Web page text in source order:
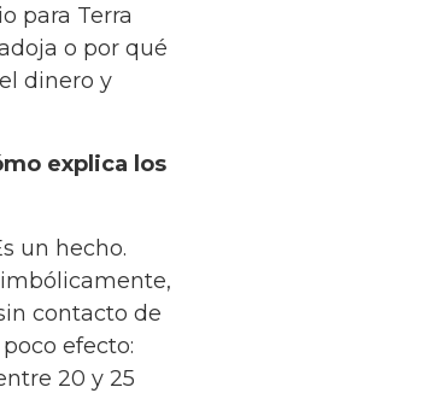
para Terra
o por qué
dinero y
explica los
un hecho.
contacto de
efecto:
20 y 25